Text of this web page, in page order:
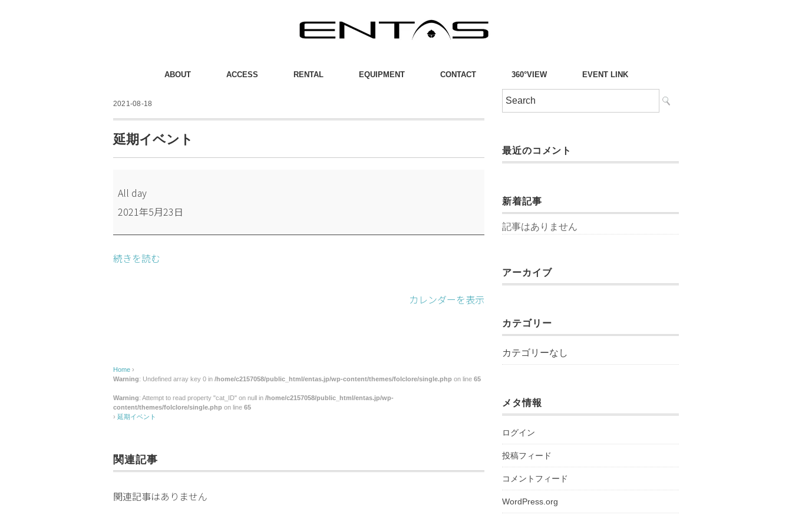
ABOUT ACCESS RENTAL EQUIPMENT CONTACT 360°VIEW EVENT LINK
2021-08-18
延期イベント
期
イ
ト
All day
2021年5月23日
続きを読む
カレンダーを表示
Home ›
Warning: Undefined array key 0 in /home/c2157058/public_html/entas.jp/wp-content/themes/folclore/single.php on line 65
Warning: Attempt to read property "cat_ID" on null in /home/c2157058/public_html/entas.jp/wp-
content/themes/folclore/single.php on line 65
› 延期イベント
関連記事
関連記事はありません
最近のコメント
新着記事
記事はありません
アーカイブ
カテゴリー
カテゴリーなし
メタ情報
ログイン
投稿フィード
コメントフィード
WordPress.org